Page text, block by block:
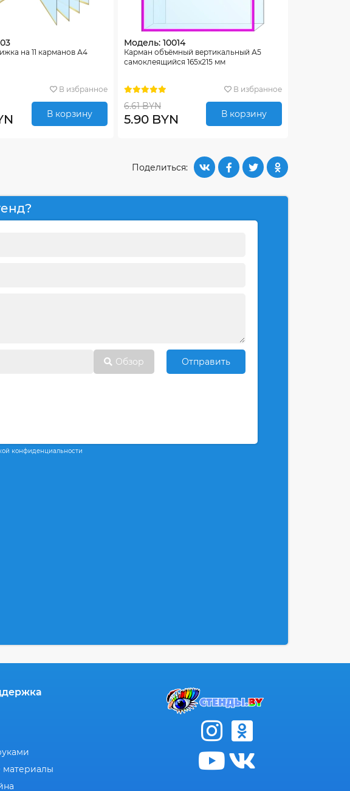
на 11 карманов А4
В избранное
В корзину
Модель: 10014
Карман объёмный вертикальный А5
самоклеящийся 165х215 мм
В избранное
6.61 BYN
5.90 BYN В корзину
Поделиться:
Обзор Отправить
конфиденциальности
материалы